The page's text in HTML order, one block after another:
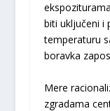
biti uključeni i
temperaturu
boravka
Mere
zgradama